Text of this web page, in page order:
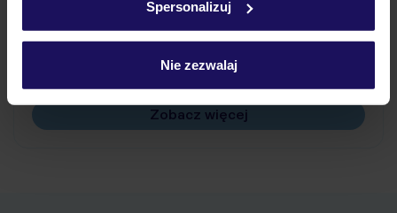
Spersonalizuj
Nie zezwalaj
Czy w Hotelu będzie przedstawiciel TUI?
Na jakiej podstawie i gdzie otrzymam karty
Zobacz więcej